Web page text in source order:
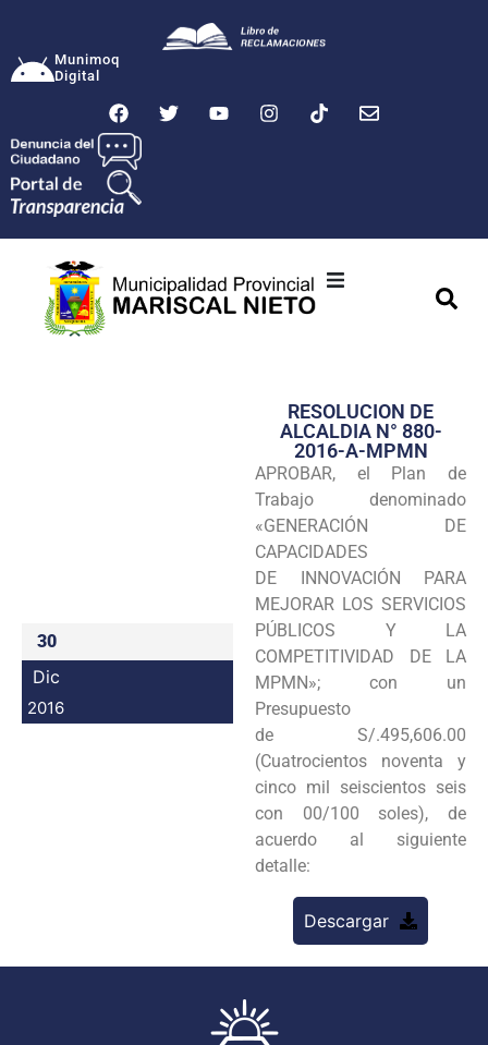
Munimoq
Digital
Transparencia
Seguridad
Programas
Intranet
30
Dic
2016
RESOLUCION DE
ALCALDIA N° 880-
2016-A-MPMN
APROBAR, el Plan de
Trabajo denominado
«GENERACIÓN DE
CAPACIDADES
DE INNOVACIÓN PARA
MEJORAR LOS SERVICIOS
PÚBLICOS Y LA
COMPETITIVIDAD DE LA
MPMN»; con un
Presupuesto
de S/.495,606.00
(Cuatrocientos noventa y
cinco mil seiscientos seis
con 00/100 soles), de
acuerdo al siguiente
detalle:
Descargar